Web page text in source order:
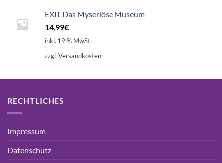
EXIT Das Myseriöse Museum
14,99€
inkl. 19 % MwSt.
zzgl. Versandkosten
RECHTLICHES
Impressum
Datenschutz